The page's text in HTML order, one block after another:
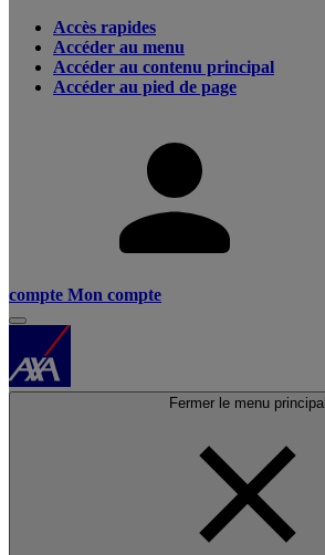
Accès rapides
Accéder au menu
Accéder au contenu principal
Accéder au pied de page
compte Mon compte
Fermer le menu principal